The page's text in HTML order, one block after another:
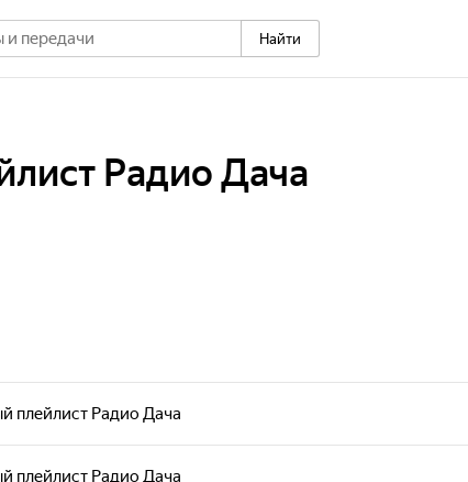
Найти
Радио Дача
плейлист Радио Дача
плейлист Радио Дача